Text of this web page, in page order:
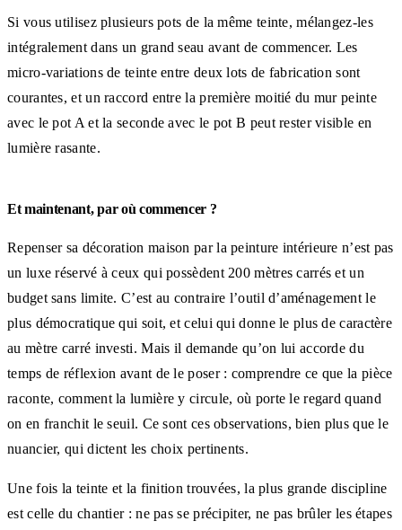
Si vous utilisez plusieurs pots de la même teinte, mélangez-les
intégralement dans un grand seau avant de commencer. Les
micro-variations de teinte entre deux lots de fabrication sont
courantes, et un raccord entre la première moitié du mur peinte
avec le pot A et la seconde avec le pot B peut rester visible en
lumière rasante.
Et maintenant, par où commencer ?
Repenser sa décoration maison par la peinture intérieure n’est pas
un luxe réservé à ceux qui possèdent 200 mètres carrés et un
budget sans limite. C’est au contraire l’outil d’aménagement le
plus démocratique qui soit, et celui qui donne le plus de caractère
au mètre carré investi. Mais il demande qu’on lui accorde du
temps de réflexion avant de le poser : comprendre ce que la pièce
raconte, comment la lumière y circule, où porte le regard quand
on en franchit le seuil. Ce sont ces observations, bien plus que le
nuancier, qui dictent les choix pertinents.
Une fois la teinte et la finition trouvées, la plus grande discipline
est celle du chantier : ne pas se précipiter, ne pas brûler les étapes